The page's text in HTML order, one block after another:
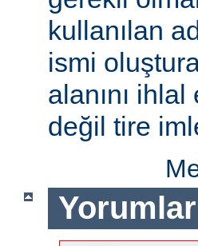
kullanılan
ismi
alanını
değil tire
Yorumlar